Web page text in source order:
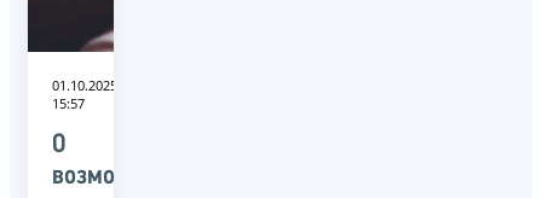
01.10.2025
15:57
О
возможностях